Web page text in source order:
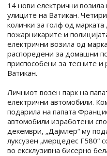
14 нови електрични возила
улиците на Ватикан.
колички за голф од марката
пожарникарите и
електрични возила од
распоредени за домашни
приспособени за тесните
Ватикан.
Личниот возен парк на
електрични автомобили.
подарила на папата
автомобили изработени
декември, „Дајмлер“ му
луксузен „мерцедес Г580“
во ексклузивна бисерно